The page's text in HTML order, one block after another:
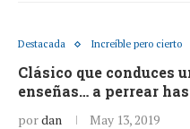
Destacada Increíble pero cierto
Clásico que conduces
enseñas… a perrear
pordan May 13, 2019